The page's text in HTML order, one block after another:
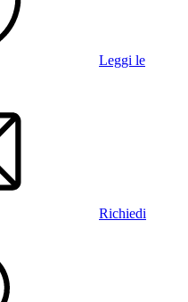
Leggi le
Richiedi